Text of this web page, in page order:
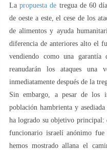
Lapropuesta de tregua de 60
de oeste a este, el cese de los
de alimentos y ayuda
diferencia de anteriores alto el
vendiendo como una
reanudarán los ataques una
inmediatamente después de la
Sin embargo, a pesar de los
población hambrienta y
ha logrado su objetivo principal:
funcionario israelí anónimo fue
hemos mostrado allana el